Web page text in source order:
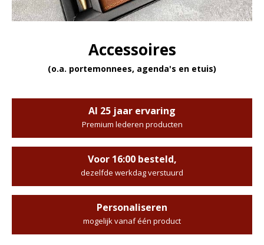
Accessoires
(o.a. portemonnees, agenda's en etuis)
Al 25 jaar ervaring
Premium lederen producten
Voor 16:00 besteld,
dezelfde werkdag verstuurd
Personaliseren
mogelijk vanaf één product